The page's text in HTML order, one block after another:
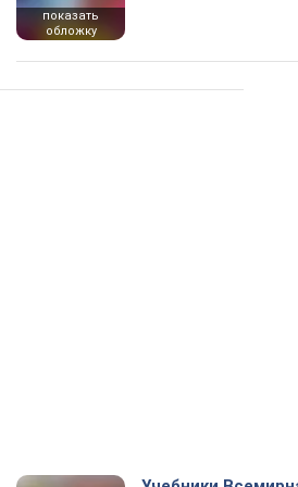
показать
обложку